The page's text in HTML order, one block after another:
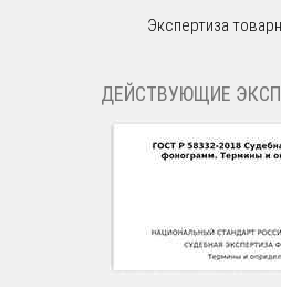
Экспертиза
ДЕЙСТВУЮЩИЕ